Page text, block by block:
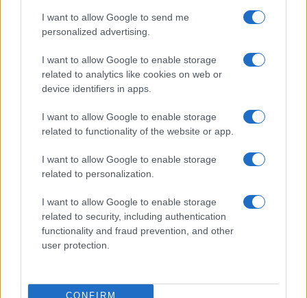
I want to allow Google to send me
personalized advertising.
I want to allow Google to enable storage
related to analytics like cookies on web or
device identifiers in apps.
I want to allow Google to enable storage
related to functionality of the website or app.
I want to allow Google to enable storage
related to personalization.
I want to allow Google to enable storage
related to security, including authentication
functionality and fraud prevention, and other
user protection.
CONFIRM
18°C i zamijenite sintetičku posteljinu pamučnom.
Izbjegavajte tešku hranu i alkohol prije spavanja, jer
oni direktno podižu unutrašnju temperaturu i
aktiviraju znojne žlijezde. Znojenje dok spavate je
jasan alarm organizma koji ne treba ignorisati.
Ovaj tekst je informativnog karaktera i ne
predstavlja medicinski savjet. Za sve zdravstvene